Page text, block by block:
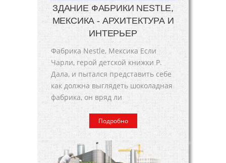
ЗДАНИЕ ФАБРИКИ NESTLE,
МЕКСИКА - АРХИТЕКТУРА И
ИНТЕРЬЕР
Фабрика Nestle, Мексика Если
Чарли, герой детской книжки Р.
Дала, и пытался представить себе
как должна выглядеть шоколадная
фабрика, он вряд ли
Подробно